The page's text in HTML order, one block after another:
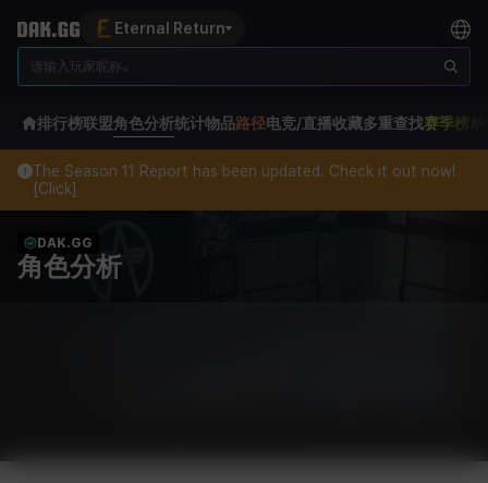
Eternal Return
排行榜联盟角色分析统计物品路径电竞/直播收藏多重查找赛季榜单
The Season 11 Report has been updated. Check it out now!
[Click]
DAK.GG
角色分析